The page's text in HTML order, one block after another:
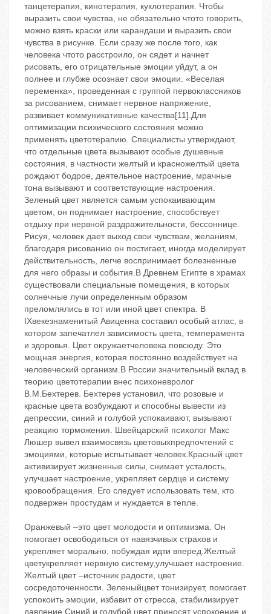
танцетерапия, кинотерапия, куклотерапия. Чтобы
выразить свои чувства, не обязательно чтото говорить,
можно взять краски или карандаши и выразить свои
чувства в рисунке. Если сразу же после того, как
человека чтото расстроило, он сядет и начнет
рисовать, его отрицательные эмоции уйдут, а он
полнее и глубже осознает свои эмоции. «Веселая
переменка», проведенная с группой первоклассников
за рисованием, снимает нервное напряжение,
развивает коммуникативные качества[11].Для
оптимизации психического состояния можно
применять цветотерапию. Специалисты утверждают,
что отдельные цвета вызывают особые душевные
состояния, в частности желтый и красножелтый цвета
рождают бодрое, деятельное настроение, мрачные
тона вызывают и соответствующие настроения.
Зеленый цвет является самым успокаивающим
цветом, он поднимает настроение, способствует
отдыху при нервной раздражительности, бессоннице.
Рисуя, человек дает выход свои чувствам, желаниям,
благодаря рисованию он постигает, иногда моделирует
действительность, легче воспринимает болезненные
для него образы и события.В Древнем Египте в храмах
существовали специальные помещения, в которых
солнечные лучи определенным образом
преломлялись в тот или иной цвет спектра. В
IXвекезнаменитый Авиценна составил особый атлас, в
котором запечатлел зависимость цвета, темперамента
и здоровья. Цвет окружаетчеловека повсюду. Это
мощная энергия, которая постоянно воздействует на
человеческий организм.В России значительный вклад в
теорию цветотерапии внес психоневролог
В.М.Бехтерев. Бехтерев установил, что розовые и
красные цвета возбуждают и способны вывести из
депрессии, синий и голубой успокаивают, вызывают
реакцию торможения. Швейцарский психолог Макс
Люшер вывел взаимосвязь цветовыхпредпочтений с
эмоциями, которые испытывает человек.Красный цвет
активизирует жизненные силы, снимает усталость,
улучшает настроение, укрепляет сердце и систему
кровообращения. Его следует использовать тем, кто
подвержен простудам и нуждается в тепле.
Оранжевый –это цвет молодости и оптимизма. Он
помогает освободиться от навязчивых страхов и
укрепляет морально, побуждая идти вперед.Желтый
цветукрепляет нервную систему,улучшает настроение.
Желтый цвет –источник радости, цвет
сосредоточенности. Зеленыйцвет тонизирует, помогает
успокоить эмоции, избавит от стресса, стабилизирует
давление.Синий и голубой цвет приносят успокоение и